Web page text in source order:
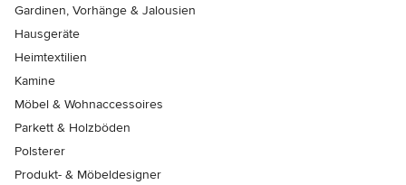
Gardinen, Vorhänge & Jalousien
Hausgeräte
Heimtextilien
Kamine
Möbel & Wohnaccessoires
Parkett & Holzböden
Polsterer
Produkt- & Möbeldesigner